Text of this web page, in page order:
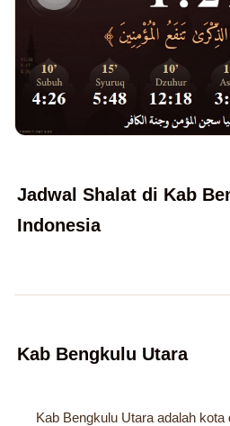
Jadwal Shalat di Kab
Indonesia
Kab Bengkulu Utara
Kab Bengkulu Utara adalah kota